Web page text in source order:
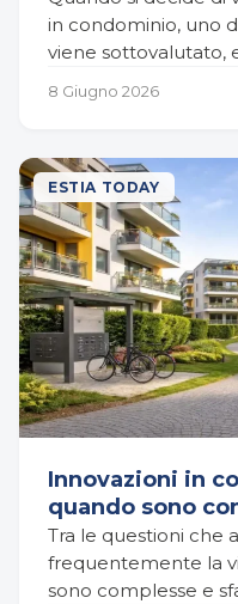
in condominio, uno
viene sottovalutato,
riguarda le
8 Giugno 2026
ESTIA TODAY
Innovazioni in
quando sono
Tra le questioni che
frequentemente la
sono complesse e